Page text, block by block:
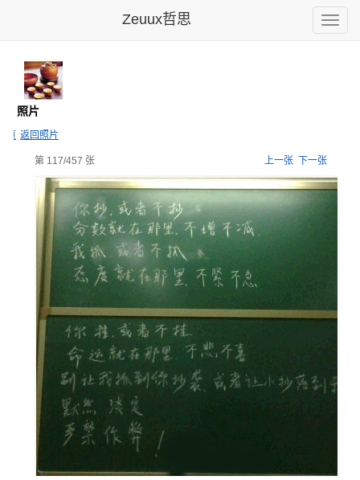
Toggle
Zeuux哲思
- 照片
页 返回照片
第 117/457 张 上一张 下一张